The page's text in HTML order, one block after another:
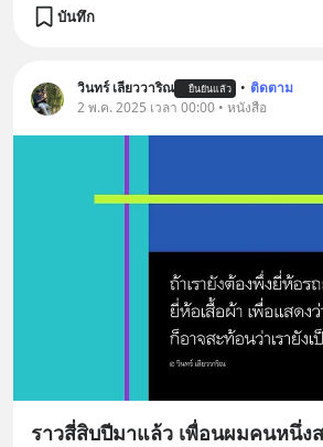
บันทึก
วินทร์ เลียววาริณ ยืนยันแล้ว • ติดตาม
2 พ.ค. 2025 เวลา 00:00 • หนังสือ
ราวสี่สิบปีมาแล้ว เพื่อนผมคนหนึ่ง